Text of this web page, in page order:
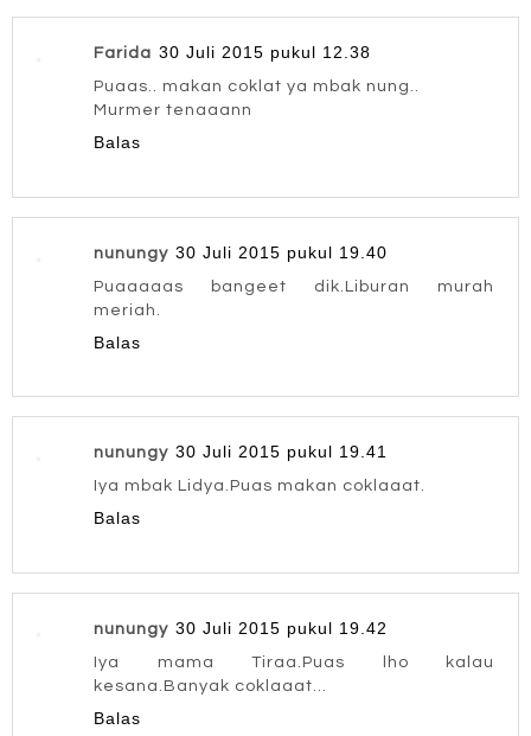
Farida 30 Juli 2015 pukul 12.38
Puaas.. makan coklat ya mbak nung..
Murmer tenaaann
Balas
nunungy 30 Juli 2015 pukul 19.40
Puaaaaas bangeet dik.Liburan murah
meriah.
Balas
nunungy 30 Juli 2015 pukul 19.41
Iya mbak Lidya.Puas makan coklaaat.
Balas
nunungy 30 Juli 2015 pukul 19.42
Iya mama Tiraa.Puas lho kalau
kesana.Banyak coklaaat...
Balas